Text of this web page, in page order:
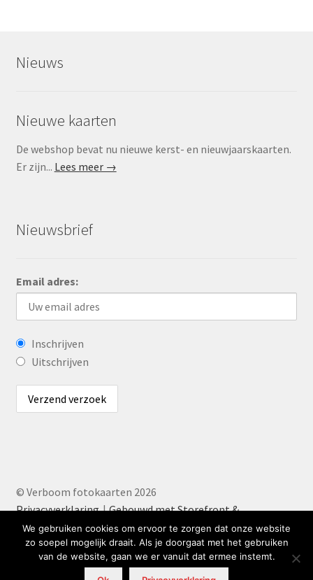
Nieuws
Nieuwe kaarten
De webshop bevat nu nieuwe kerst- en nieuwjaarskaarten.
Er zijn... Lees meer →
Nieuwsbrief
Email adres:
Inschrijven
Uitschrijven
© Verboom fotokaarten 2026
Privacyverklaring
Gebouwd met Storefront &
WooCommerce.
We gebruiken cookies om ervoor te zorgen dat onze website
zo soepel mogelijk draait. Als je doorgaat met het gebruiken
van de website, gaan we er vanuit dat ermee instemt.